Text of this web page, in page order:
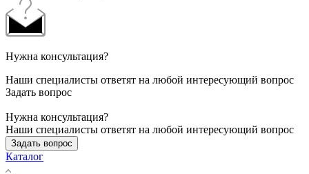
Нужна консультация?
Наши специалисты ответят на любой интересующий вопрос
Задать вопрос
Нужна консультация?
Наши специалисты ответят на любой интересующий вопрос
Задать вопрос
Каталог